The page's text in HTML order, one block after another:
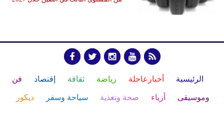
الرئيسية أخبارعاجلة رياضة ثقافة إقتصاد فن
وموسيقى أزياء صحة وتغذية سياحة وسفر ديكور